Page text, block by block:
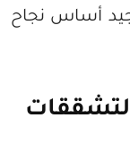
أساس نجاح
التشققات